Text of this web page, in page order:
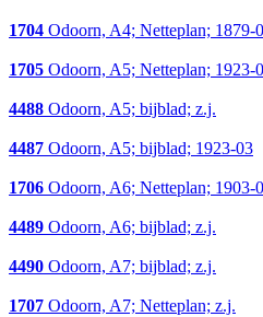
1704 Odoorn, A4; Netteplan; 1879-
1705 Odoorn, A5; Netteplan; 1923-
4488 Odoorn, A5; bijblad; z.j.
4487 Odoorn, A5; bijblad; 1923-03
1706 Odoorn, A6; Netteplan; 1903-
4489 Odoorn, A6; bijblad; z.j.
4490 Odoorn, A7; bijblad; z.j.
1707 Odoorn, A7; Netteplan; z.j.